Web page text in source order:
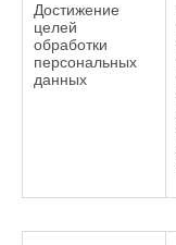
Достижение
целей
обработки
персональных
данных